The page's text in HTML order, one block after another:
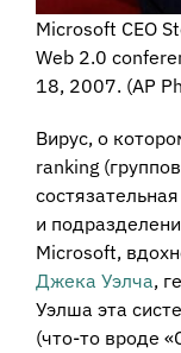
Microsoft CEO
Web 2.0
18, 2007. (AP
Вирус, о
ranking
и
Microsoft,
Джека Уэлча,
Уэлша эта
(что-то вроде